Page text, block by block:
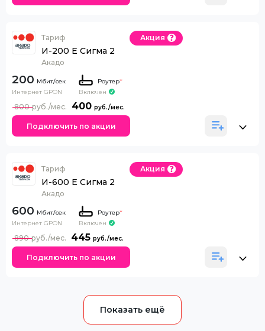
Тариф
И-200 Е Сигма 2
Акадо
Акция
200
Интернет GPON
Роутер*
Включен
400
800
Подключить по акции
Тариф
И-600 Е Сигма 2
Акадо
Акция
600
Интернет GPON
Роутер*
Включен
445
890
Подключить по акции